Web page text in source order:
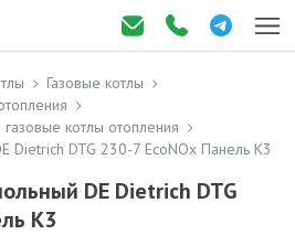
Газовые котлы
котлы отопления
Dietrich DTG 230-7 EcoNOx Панель K3
DE Dietrich DTG
K3